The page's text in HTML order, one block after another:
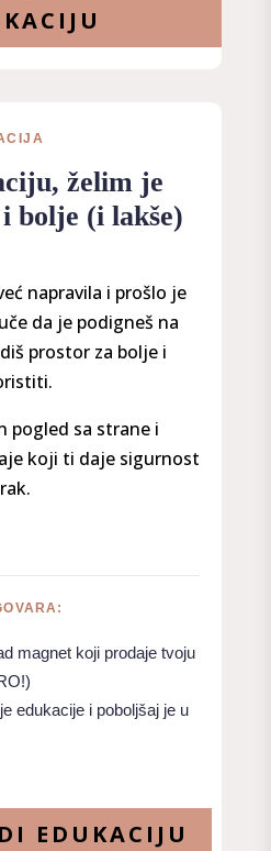
želim je
bolje (i lakše)
napravila i prošlo je
da je podigneš na
prostor za bolje i
pogled sa strane i
koji ti daje sigurnost
magnet koji prodaje tvoju
edukacije i poboljšaj je u
EDUKACIJU